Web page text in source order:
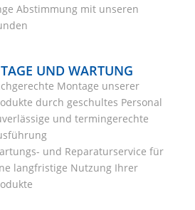
Abstimmung mit unseren
UND WARTUNG
Montage unserer
durch geschultes Personal
und termingerechte
und Reparaturservice für
langfristige Nutzung Ihrer